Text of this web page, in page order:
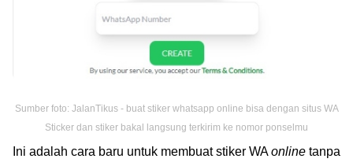
Sumber foto: JalanTikus - buat stiker whatsapp online bisa dengan situs WA
Sticker dan stiker bakal langsung terkirim ke nomor ponselmu
Ini adalah cara baru untuk membuat stiker WAonline tanpa